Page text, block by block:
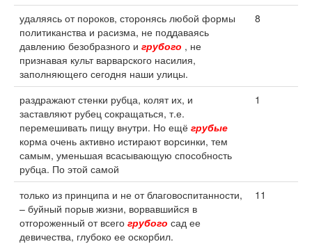
удаляясь от пороков, сторонясь любой формы
политиканства и расизма, не поддаваясь
давлению безобразного и грубого , не
признавая культ варварского насилия,
заполняющего сегодня наши улицы.
8
раздражают стенки рубца, колят их, и
заставляют рубец сокращаться, т.е.
перемешивать пищу внутри. Но ещё грубые
корма очень активно истирают ворсинки, тем
самым, уменьшая всасывающую способность
рубца. По этой самой
1
только из принципа и не от благовоспитанности,
– буйный порыв жизни, ворвавшийся в
отгороженный от всего грубого сад ее
девичества, глубоко ее оскорбил.
11